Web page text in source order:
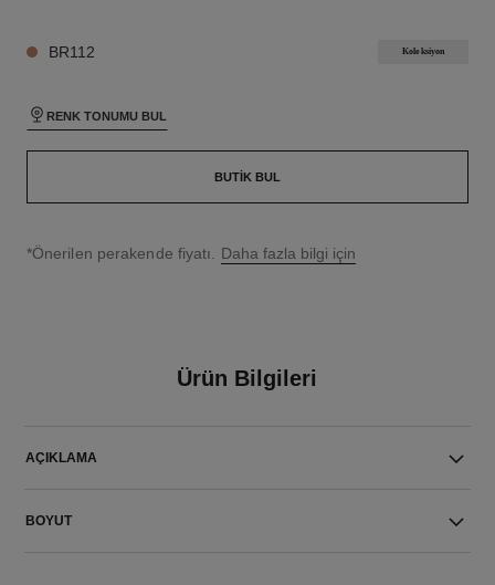
BR112 Koleksiyon
RENK TONUMU BUL
BUTIK BUL
↩
*Önerilen perakende fiyatı. Daha fazla bilgi için
Ürün Bilgileri
AÇIKLAMA
BOYUT